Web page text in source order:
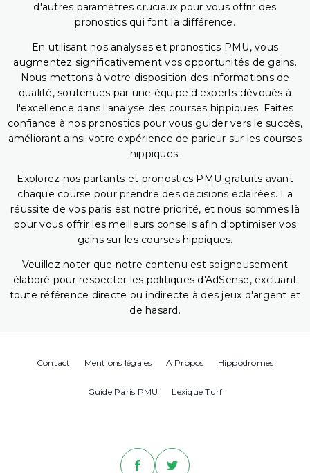
d'autres paramètres cruciaux pour vous offrir des
pronostics qui font la différence.
En utilisant nos analyses et pronostics PMU, vous
augmentez significativement vos opportunités de gains.
Nous mettons à votre disposition des informations de
qualité, soutenues par une équipe d'experts dévoués à
l'excellence dans l'analyse des courses hippiques. Faites
confiance à nos pronostics pour vous guider vers le succès,
améliorant ainsi votre expérience de parieur sur les courses
hippiques.
Explorez nos partants et pronostics PMU gratuits avant
chaque course pour prendre des décisions éclairées. La
réussite de vos paris est notre priorité, et nous sommes là
pour vous offrir les meilleurs conseils afin d'optimiser vos
gains sur les courses hippiques.
Veuillez noter que notre contenu est soigneusement
élaboré pour respecter les politiques d'AdSense, excluant
toute référence directe ou indirecte à des jeux d'argent et
de hasard.
Contact Mentions légales A Propos Hippodromes
Guide Paris PMU Lexique Turf